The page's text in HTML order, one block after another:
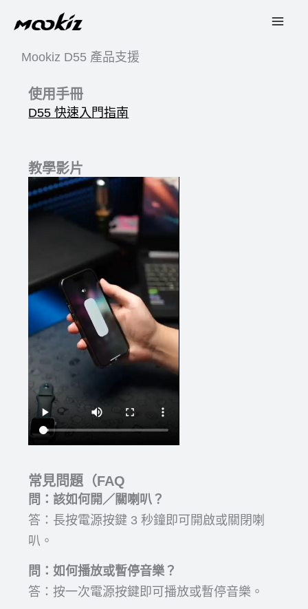
contentMookiz D55 產品支援
使用手冊
D55 快速入門指南
教學影片
常見問題（FAQ
問：該如何開／關喇叭？
答：長按電源按鍵 3 秒鐘即可開啟或關閉喇
叭。
問：如何播放或暫停音樂？
答：按一次電源按鍵即可播放或暫停音樂。